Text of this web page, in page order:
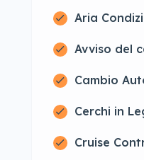
Aria
Avviso del
Cambio
Cerchi in
Cruise